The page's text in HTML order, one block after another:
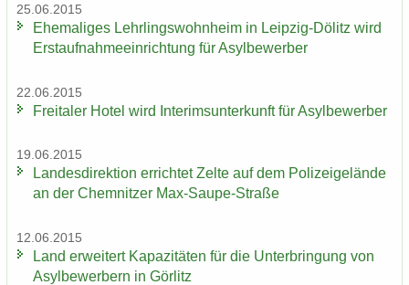
25.06.2015
Ehe­ma­li­ges Lehr­lings­wohn­heim in Leipzig-​Dölitz wird
Erst­auf­nah­me­ein­rich­tung für Asyl­be­wer­ber
22.06.2015
Frei­ta­ler Hotel wird In­te­rims­un­ter­kunft für Asyl­be­wer­ber
19.06.2015
Lan­des­di­rek­ti­on er­rich­tet Zelte auf dem Po­li­zei­ge­län­de
an der Chem­nit­zer Max-​Saupe-Straße
12.06.2015
Land er­wei­tert Ka­pa­zi­tä­ten für die Un­ter­brin­gung von
Asyl­be­wer­bern in Gör­litz